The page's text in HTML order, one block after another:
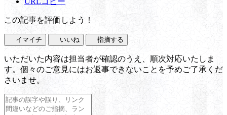
この記事を評価しよう！
イマイチ いいね 指摘する
いただいた内容は担当者が確認のうえ、順次対応いたしま
す。個々のご意見にはお返事できないことを予めご了承くだ
さいませ。